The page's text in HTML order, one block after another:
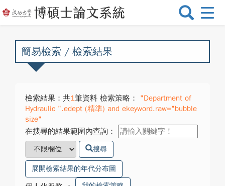
選
換
簡易檢索 / 檢索結果
檢索結果：共1筆資料 檢索策略：
"Department of
Hydraulic ".edept (精準) and ekeyword.raw="bubble
size"
在搜尋的結果範圍內查詢：
搜尋
展開檢索結果的年代分布圖